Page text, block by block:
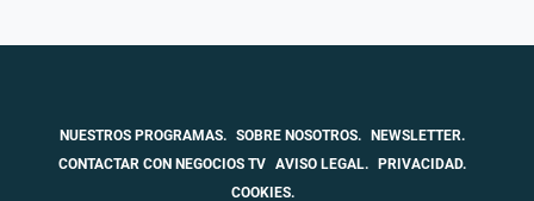
NUESTROS PROGRAMAS. SOBRE NOSOTROS.
NEWSLETTER.
CONTACTAR CON NEGOCIOS TV AVISO LEGAL.
PRIVACIDAD.
COOKIES.